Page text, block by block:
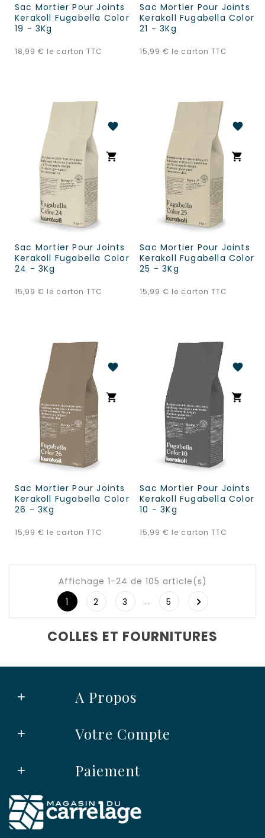
Sac Mortier Pour Joints
Kerakoll Fugabella Color
19 - 3Kg
18,99 € le carton TTC
Sac Mortier Pour Joints
Kerakoll Fugabella Color
21 - 3Kg
15,99 € le carton TTC
Sac Mortier Pour Joints
Kerakoll Fugabella Color
24 - 3Kg
15,99 € le carton TTC
favorite
shopping_cart
Sac Mortier Pour Joints
Kerakoll Fugabella Color
25 - 3Kg
15,99 € le carton TTC
favorite
shopping_cart
Sac Mortier Pour Joints
Kerakoll Fugabella Color
26 - 3Kg
15,99 € le carton TTC
favorite
shopping_cart
Sac Mortier Pour Joints
Kerakoll Fugabella Color
10 - 3Kg
15,99 € le carton TTC
favorite
shopping_cart
Affichage 1-24 de 105 article(s)
1
2 3 … 5 
COLLES ET FOURNITURES
A Propos

Votre Compte

Paiement
